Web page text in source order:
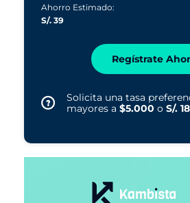
Ahorro Estimado:
S/. 39
Regístrate
Solicita una tasa
mayores a $5.000 o S/.